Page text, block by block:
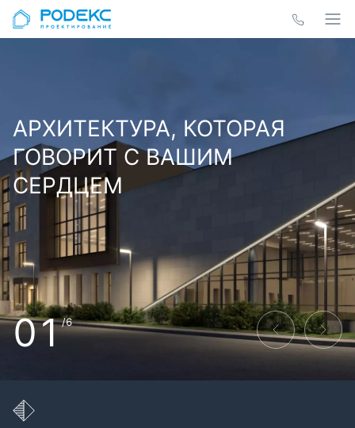
АРХИТЕКТУРА, КОТОРАЯ
ГОВОРИТ С ВАШИМ
СЕРДЦЕМ
01/6